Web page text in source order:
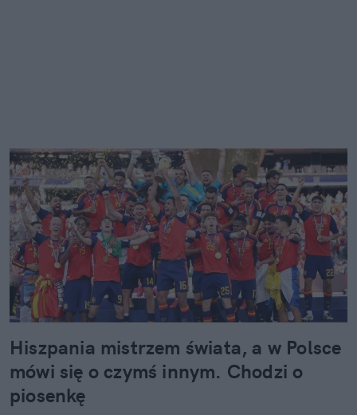
Hiszpania mistrzem świata, a w Polsce
mówi się o czymś innym. Chodzi o
piosenkę